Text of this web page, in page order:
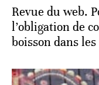
Revue du web.
l’obligation de
boisson dans les